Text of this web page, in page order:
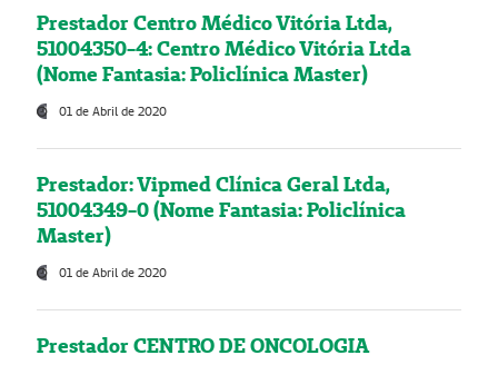
Prestador Centro Médico Vitória Ltda,
51004350-4: Centro Médico Vitória Ltda
(Nome Fantasia: Policlínica Master)
01 de Abril de 2020
Prestador: Vipmed Clínica Geral Ltda,
51004349-0 (Nome Fantasia: Policlínica
Master)
01 de Abril de 2020
Prestador CENTRO DE ONCOLOGIA